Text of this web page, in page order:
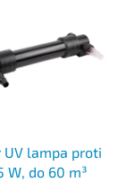
UV lampa proti
W, do 60 m³